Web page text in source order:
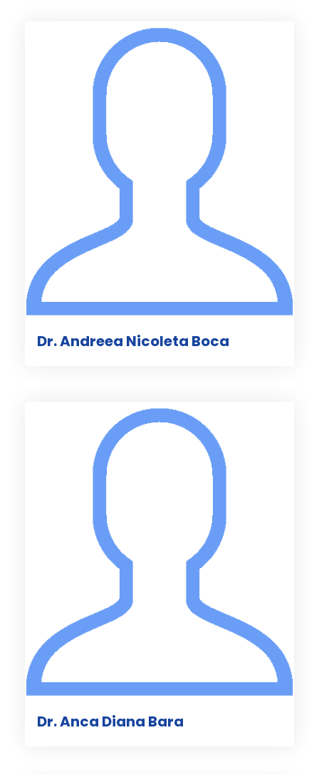
Dr. Andreea Nicoleta Boca
Dr. Anca Diana Bara